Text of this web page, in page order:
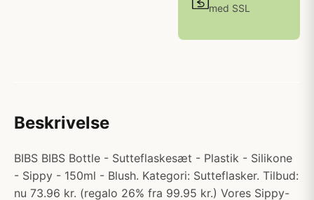
med SSL
Beskrivelse
BIBS BIBS Bottle - Sutteflaskesæt - Plastik - Silikone
- Sippy - 150ml - Blush. Kategori: Sutteflasker. Tilbud:
nu 73.96 kr. (regalo 26% fra 99.95 kr.) Vores Sippy-